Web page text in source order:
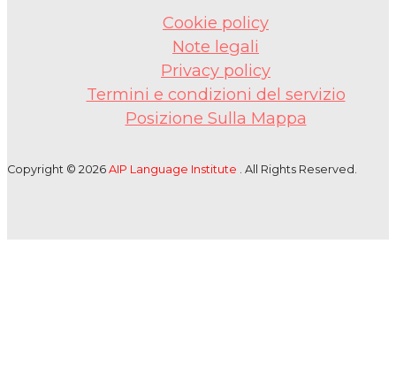
Cookie policy
Note legali
Privacy policy
Termini e condizioni del servizio
Posizione Sulla Mappa
Copyright © 2026 AIP Language Institute . All Rights Reserved.